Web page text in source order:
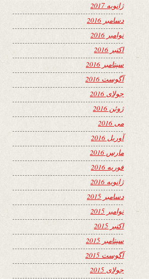
ژانویه 2017
دسامبر 2016
نوامبر 2016
اکتبر 2016
سپتامبر 2016
آگوست 2016
جولای 2016
ژوئن 2016
می 2016
آوریل 2016
مارس 2016
فوریه 2016
ژانویه 2016
دسامبر 2015
نوامبر 2015
اکتبر 2015
سپتامبر 2015
آگوست 2015
جولای 2015